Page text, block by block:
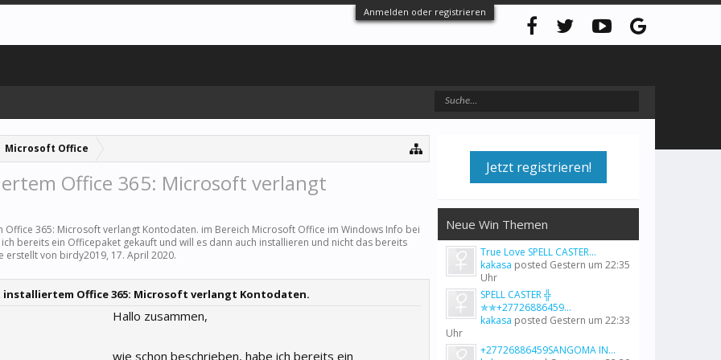
Anmelden oder registrieren
Microsoft Office
Office 365: Microsoft verlangt
365: Microsoft verlangt Kontodaten. im Bereich Microsoft Office im Windows Info bei
bereits ein Officepaket gekauft und will es dann auch installieren und nicht das bereits
erstellt von birdy2019, 17. April 2020.
Office 365: Microsoft verlangt Kontodaten.
Hallo zusammen,
wie schon beschrieben, habe ich bereits ein
Jetzt registrieren!
Neue Win Themen
True Love SPELL CASTER...
kakasa posted Gestern um 22:35
Uhr
SPELL CASTER ╬
✯✯+27726886459...
kakasa posted Gestern um 22:33
Uhr
+27726886459SANGOMA IN...